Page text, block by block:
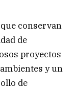
conservan
de
proyectos
y un
de